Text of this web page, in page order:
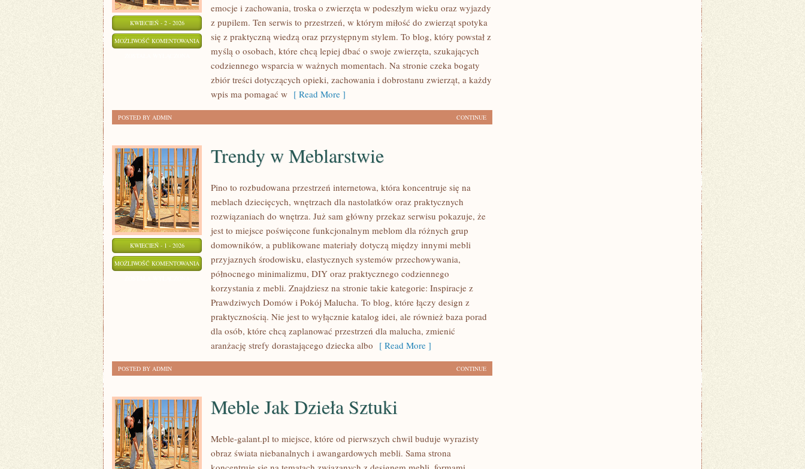
KWIECIEŃ - 2 - 2026
MOŻLIWOŚĆ KOMENTOWANIA PROFILAKTYKA
OPIEKA
CODZIENNA
emocje i zachowania, troska o zwierzęta w podeszłym wieku oraz wyjazdy
z pupilem. Ten serwis to przestrzeń, w którym miłość do zwierząt spotyka
się z praktyczną wiedzą oraz przystępnym stylem. To blog, który powstał z
myślą o osobach, które chcą lepiej dbać o swoje zwierzęta, szukających
codziennego wsparcia w ważnych momentach. Na stronie czeka bogaty
zbiór treści dotyczących opieki, zachowania i dobrostanu zwierząt, a każdy
wpis ma pomagać w [ Read More ]
CONTINUE
POSTED BY ADMIN
KWIECIEŃ - 1 - 2026
MOŻLIWOŚĆ KOMENTOWANIA TRENDY
MEBLARSTWIE
Trendy w Meblarstwie
Pino to rozbudowana przestrzeń internetowa, która koncentruje się na
meblach dziecięcych, wnętrzach dla nastolatków oraz praktycznych
rozwiązaniach do wnętrza. Już sam główny przekaz serwisu pokazuje, że
jest to miejsce poświęcone funkcjonalnym meblom dla różnych grup
domowników, a publikowane materiały dotyczą między innymi mebli
przyjaznych środowisku, elastycznych systemów przechowywania,
północnego minimalizmu, DIY oraz praktycznego codziennego
korzystania z mebli. Znajdziesz na stronie takie kategorie: Inspiracje z
Prawdziwych Domów i Pokój Malucha. To blog, które łączy design z
praktycznością. Nie jest to wyłącznie katalog idei, ale również baza porad
dla osób, które chcą zaplanować przestrzeń dla malucha, zmienić
aranżację strefy dorastającego dziecka albo [ Read More ]
CONTINUE
POSTED BY ADMIN
Meble Jak Dzieła Sztuki
Meble-galant.pl to miejsce, które od pierwszych chwil buduje wyrazisty
obraz świata niebanalnych i awangardowych mebli. Sama strona